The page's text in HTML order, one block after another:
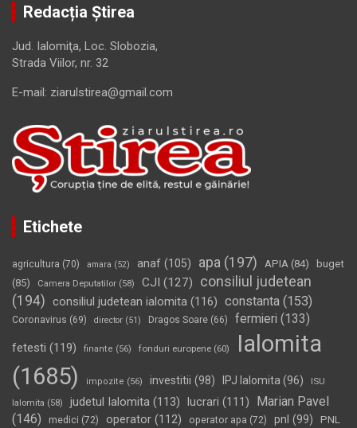
Redacția Știrea
Jud. Ialomiţa, Loc. Slobozia,
Strada Viilor, nr. 32
E-mail: ziarulstirea@gmail.com
Etichete
agricultura (70) amara (52) anaf (105) apa (197) APIA (84)
buget
(85)
Camera Deputatilor (58) CJI (127)
consiliul judetean
(194) consiliul judetean ialomita (116) constanta (153)
Coronavirus (69) director (51) Dragos Soare (66) fermieri (133)
fetesti (119) finante (56) fonduri europene (60)
Ialomita
(1685)
impozite (56) investitii (98) IPJ Ialomita (96) ISU
Ialomita (58) judetul Ialomita (113) lucrari (111)
Marian Pavel
(146)
medici (72) operator (112) operator apa (72) pnl (99)
PNL